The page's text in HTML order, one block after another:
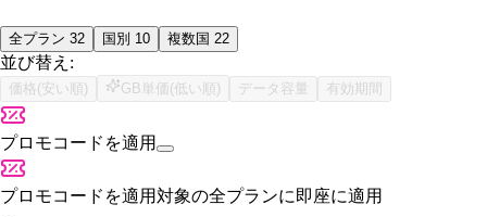
全プラン 32 国別 10 複数国 22
並び替え:
価格(安い順) GB単価(低い順) データ容量 有効期間
プロモコードを適用
プロモコードを適用対象の全プランに即座に適用